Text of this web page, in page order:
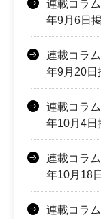
連載コラ
年9月6日掲
連載コラ
年9月20日
連載コラ
年10月4日
連載コラ
年10月18
連載コラ